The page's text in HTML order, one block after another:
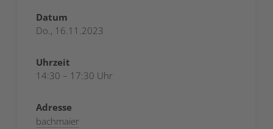
Datum
Do., 16.11.2023
Uhrzeit
14:30 – 17:30 Uhr
Adresse
bachmaier